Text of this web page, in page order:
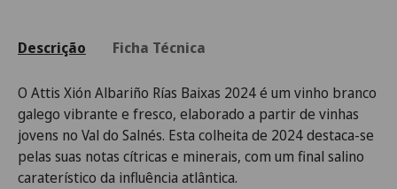
Descrição Ficha Técnica
O Attis Xión Albariño Rías Baixas 2024 é um vinho branco
galego vibrante e fresco, elaborado a partir de vinhas
jovens no Val do Salnés. Esta colheita de 2024 destaca-se
pelas suas notas cítricas e minerais, com um final salino
caraterístico da influência atlântica.